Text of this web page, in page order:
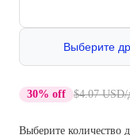
Выберите
30% off $4.07 USD/
Выберите количество